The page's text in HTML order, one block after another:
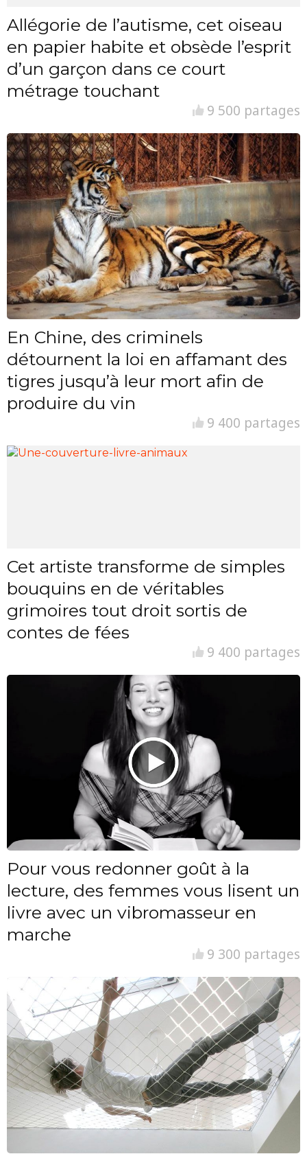
Allégorie de l’autisme, cet oiseau
en papier habite et obsède l’esprit
d’un garçon dans ce court
métrage touchant
9 500 partages
En Chine, des criminels
détournent la loi en affamant des
tigres jusqu’à leur mort afin de
produire du vin
9 400 partages
Cet artiste transforme de simples
bouquins en de véritables
grimoires tout droit sortis de
contes de fées
9 400 partages
Pour vous redonner goût à la
lecture, des femmes vous lisent un
livre avec un vibromasseur en
marche
9 300 partages